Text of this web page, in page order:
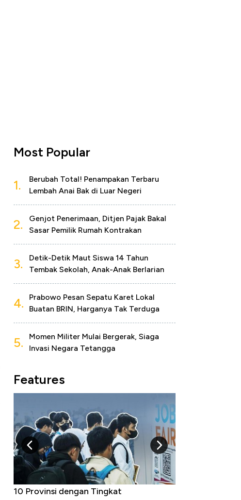
Most Popular
1.
Berubah Total! Penampakan Terbaru
Lembah Anai Bak di Luar Negeri
2.
Genjot Penerimaan, Ditjen Pajak Bakal
Sasar Pemilik Rumah Kontrakan
3.
Detik-Detik Maut Siswa 14 Tahun
Tembak Sekolah, Anak-Anak Berlarian
4.
Prabowo Pesan Sepatu Karet Lokal
Buatan BRIN, Harganya Tak Terduga
5.
Momen Militer Mulai Bergerak, Siaga
Invasi Negara Tetangga
Features
Bukan AS, Ini 15 Pemerintah dengan